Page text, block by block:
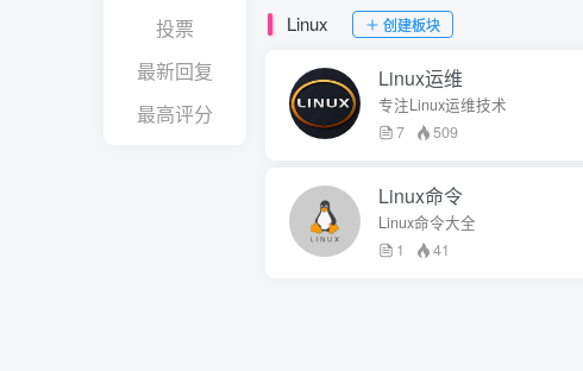
投票
最新回复
最高评分
Linux 创建板块
Linux运维
专注Linux运维技术
7
509
Linux命令
Linux命令大全
1
41